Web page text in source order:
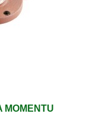
MOMENTU